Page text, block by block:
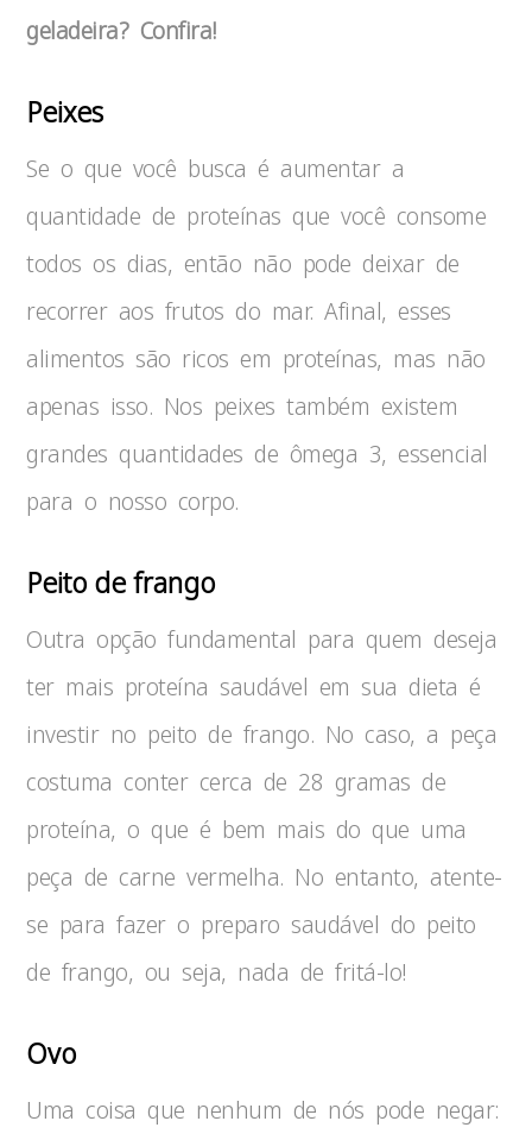
geladeira? Confira!
Peixes
Se o que você busca é aumentar a
quantidade de proteínas que você consome
todos os dias, então não pode deixar de
recorrer aos frutos do mar. Afinal, esses
alimentos são ricos em proteínas, mas não
apenas isso. Nos peixes também existem
grandes quantidades de ômega 3, essencial
para o nosso corpo.
Peito de frango
Outra opção fundamental para quem deseja
ter mais proteína saudável em sua dieta é
investir no peito de frango. No caso, a peça
costuma conter cerca de 28 gramas de
proteína, o que é bem mais do que uma
peça de carne vermelha. No entanto, atente-
se para fazer o preparo saudável do peito
de frango, ou seja, nada de fritá-lo!
Ovo
Uma coisa que nenhum de nós pode negar: